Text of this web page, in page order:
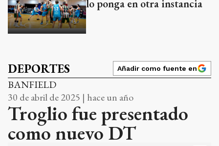
lo ponga en otra instancia
DEPORTES Añadir como fuente en
BANFIELD
30 de abril de 2025 | hace un año
Troglio fue presentado
como nuevo DT